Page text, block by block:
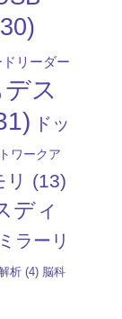
ドリーダー
デス
ドッ
ワークア
(13)
ディ
ラーリ
析 (4) 脳科